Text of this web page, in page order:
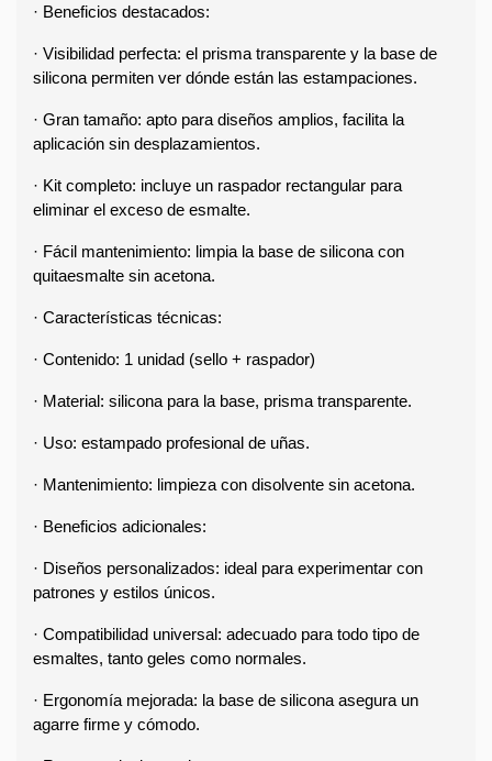
· Beneficios destacados:
· Visibilidad perfecta: el prisma transparente y la base de
silicona permiten ver dónde están las estampaciones.
· Gran tamaño: apto para diseños amplios, facilita la
aplicación sin desplazamientos.
· Kit completo: incluye un raspador rectangular para
eliminar el exceso de esmalte.
· Fácil mantenimiento: limpia la base de silicona con
quitaesmalte sin acetona.
· Características técnicas:
· Contenido: 1 unidad (sello + raspador)
· Material: silicona para la base, prisma transparente.
· Uso: estampado profesional de uñas.
· Mantenimiento: limpieza con disolvente sin acetona.
· Beneficios adicionales:
· Diseños personalizados: ideal para experimentar con
patrones y estilos únicos.
· Compatibilidad universal: adecuado para todo tipo de
esmaltes, tanto geles como normales.
· Ergonomía mejorada: la base de silicona asegura un
agarre firme y cómodo.